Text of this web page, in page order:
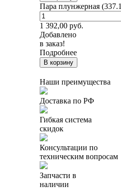
Пара плунжерная
1 392,00 руб.
Добавлено
в заказ!
Подробнее
В корзину
Наши преимущества
Доставка по РФ
Гибкая система
скидок
Консультации по
техническим вопросам
Запчасти в
наличии